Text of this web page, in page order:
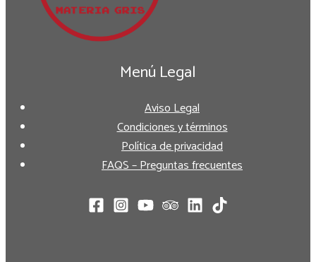
Menú Legal
Aviso Legal
Condiciones y términos
Política de privacidad
FAQS – Preguntas frecuentes